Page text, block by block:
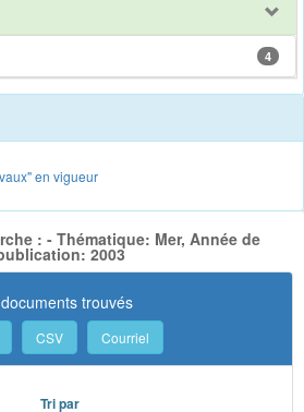
4
en vigueur
: - Thématique: Mer, Année de
2003
trouvés
CSV Courriel
Tri par